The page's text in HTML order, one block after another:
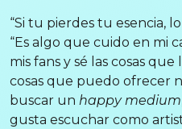
“Si tu pierdes tu esencia,
“Es algo que cuido en mi
mis fans y sé las cosas
cosas que puedo ofrecer
buscar un happy medium
gusta escuchar como